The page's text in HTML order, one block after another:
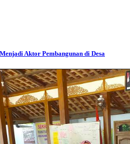
Aktor Pembangunan di Desa